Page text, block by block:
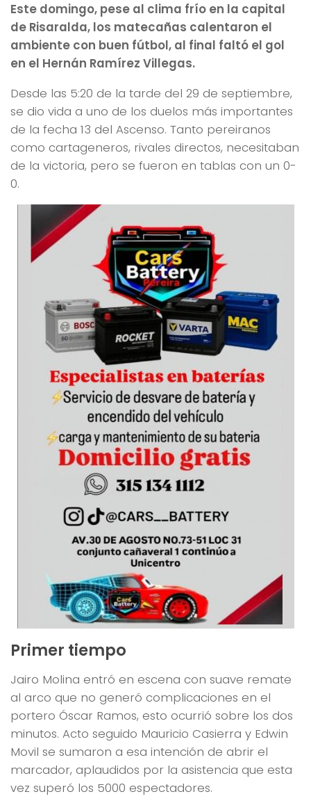
Este domingo, pese al clima frío en la capital
de Risaralda, los matecañas calentaron el
ambiente con buen fútbol, al final faltó el gol
en el Hernán Ramírez Villegas.
Desde las 5:20 de la tarde del 29 de septiembre,
se dio vida a uno de los duelos más importantes
de la fecha 13 del Ascenso. Tanto pereiranos
como cartageneros, rivales directos, necesitaban
de la victoria, pero se fueron en tablas con un 0-
0.
Primer tiempo
Jairo Molina entró en escena con suave remate
al arco que no generó complicaciones en el
portero Óscar Ramos, esto ocurrió sobre los dos
minutos. Acto seguido Mauricio Casierra y Edwin
Movil se sumaron a esa intención de abrir el
marcador, aplaudidos por la asistencia que esta
vez superó los 5000 espectadores.